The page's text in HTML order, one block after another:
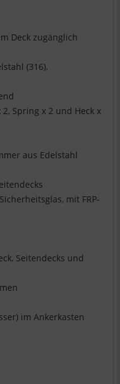
Deck zugänglich
(316),
Spring x 2 und Heck x
aus Edelstahl
mit FRP-
Seitendecks und
im Ankerkasten